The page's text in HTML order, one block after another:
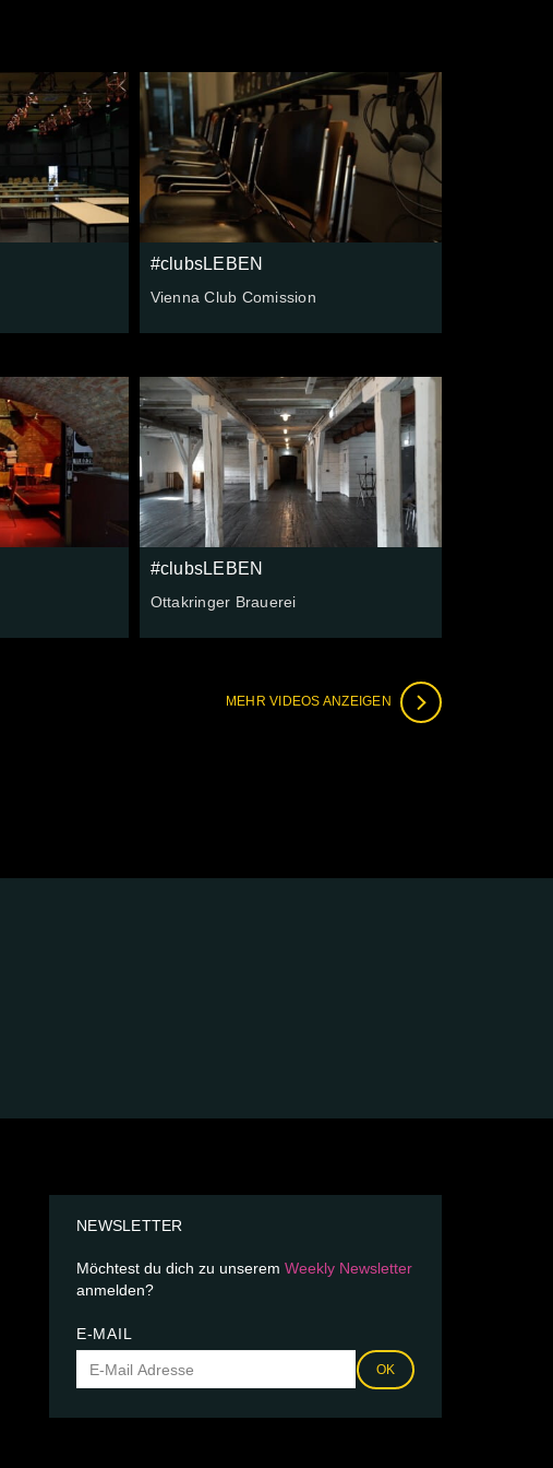
#clubsLEBEN
Vienna Club Comission
#clubsLEBEN
Ottakringer Brauerei
MEHR VIDEOS ANZEIGEN
NEWSLETTER
Möchtest du dich zu unserem Weekly Newsletter
anmelden?
E-MAIL
OK